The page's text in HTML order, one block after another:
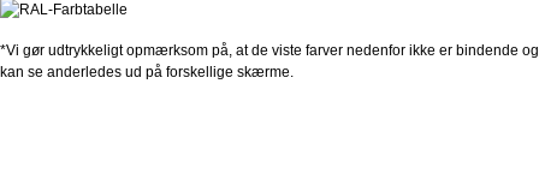
*Vi gør udtrykkeligt opmærksom på, at de viste farver nedenfor ikke er bindende og
kan se anderledes ud på forskellige skærme.